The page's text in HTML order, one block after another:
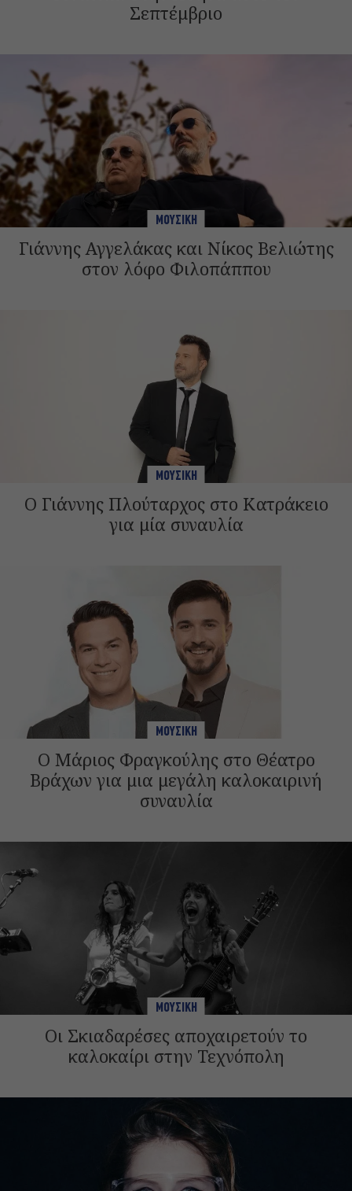
Σεπτέμβριο
ΜΟΥΣΙΚΗ
Γιάννης Αγγελάκας και Νίκος Βελιώτης
στον λόφο Φιλοπάππου
ΜΟΥΣΙΚΗ
Ο Γιάννης Πλούταρχος στο Κατράκειο
για μία συναυλία
ΜΟΥΣΙΚΗ
Ο Μάριος Φραγκούλης στο Θέατρο
Βράχων για μια μεγάλη καλοκαιρινή
συναυλία
ΜΟΥΣΙΚΗ
Οι Σκιαδαρέσες αποχαιρετούν το
καλοκαίρι στην Τεχνόπολη